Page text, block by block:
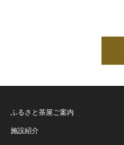
ふるさと茶屋ご案内
施設紹介